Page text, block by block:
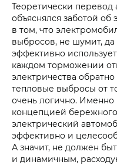
Теоретически перевод
объяснялся заботой
в том, что
выбросов, не шумит,
эффективно
каждом торможении
электричества
тепловые выбросы от
очень логично. Именно
концепцией
электрический
эффективно и
А значит, не должен
и динамичным,